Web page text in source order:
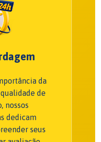
da
de
nossos
dedicam
seus